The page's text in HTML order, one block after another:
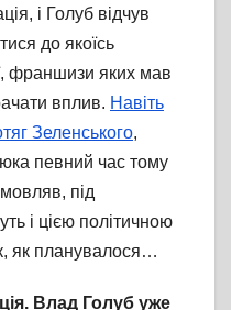
і Голуб відчув
до якоїсь
франшизи яких мав
вплив. Навіть
Зеленського,
певний час тому
під
і цією політичною
як планувалося…
Влад Голуб уже